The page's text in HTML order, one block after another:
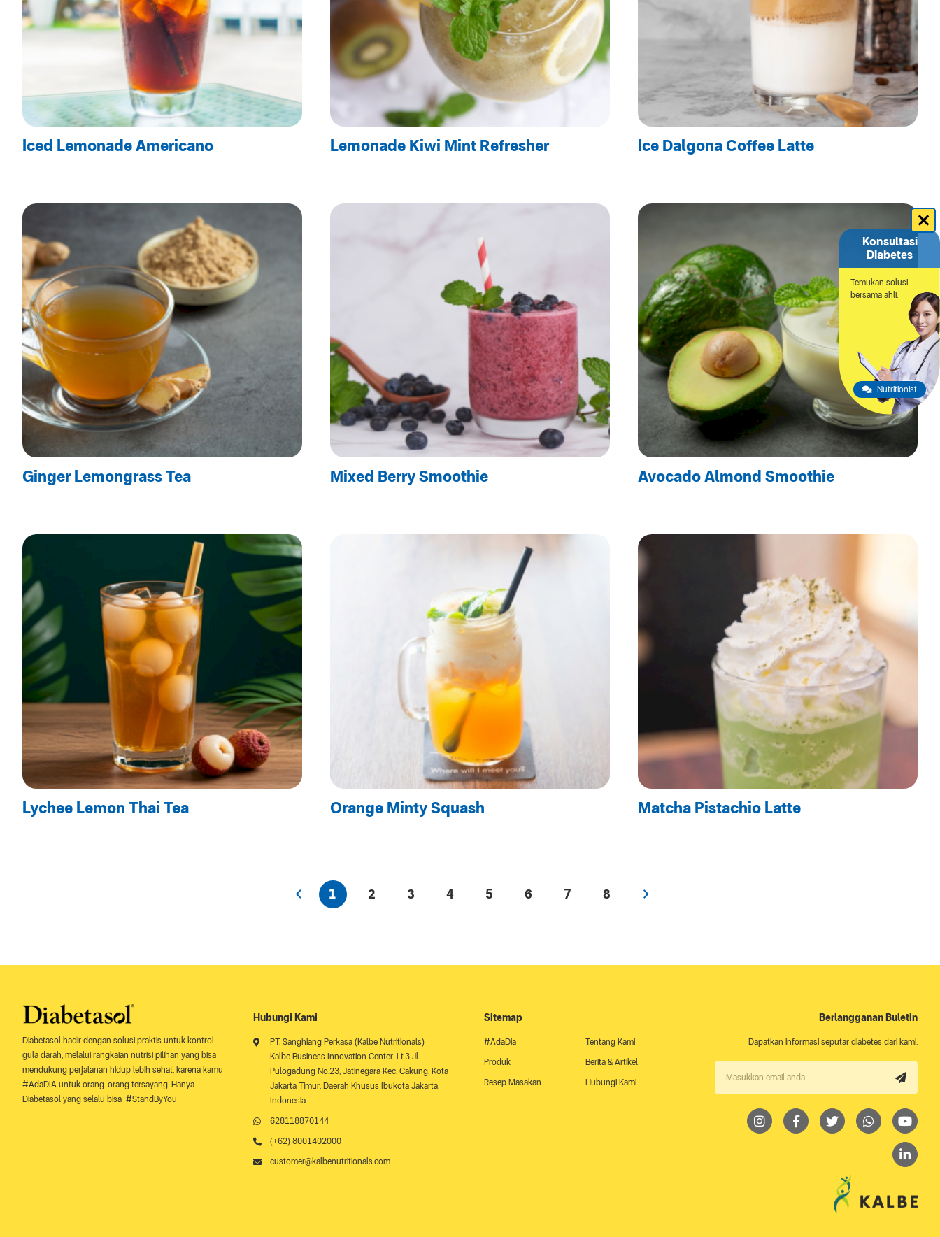
Iced Lemonade Americano Lemonade Kiwi Mint Refresher Ice Dalgona Coffee Latte
Ginger Lemongrass Tea Mixed Berry Smoothie Avocado Almond Smoothie
Lychee Lemon Thai Tea Orange Minty Squash Matcha Pistachio Latte
1 2 3 4 5 6 7 8
Konsultasi
Diabetes
Temukan solusi
bersama ahli.
Nutritionist
Diabetasol hadir dengan solusi praktis untuk kontrol
gula darah, melalui rangkaian nutrisi pilihan yang bisa
mendukung perjalanan hidup lebih sehat, karena kamu
#AdaDIA untuk orang-orang tersayang. Hanya
Diabetasol yang selalu bisa #StandByYou
Hubungi Kami
PT. Sanghiang Perkasa (Kalbe Nutritionals)
Kalbe Business Innovation Center, Lt.3 Jl.
Pulogadung No.23, Jatinegara Kec. Cakung, Kota
Jakarta Timur, Daerah Khusus Ibukota Jakarta,
Indonesia
628118870144
(+62) 8001402000
customer@kalbenutritionals.com
Sitemap
#AdaDia Tentang Kami
Produk Berita & Artikel
Resep Masakan Hubungi Kami
Berlangganan Buletin
Dapatkan informasi seputar diabetes dari kami.